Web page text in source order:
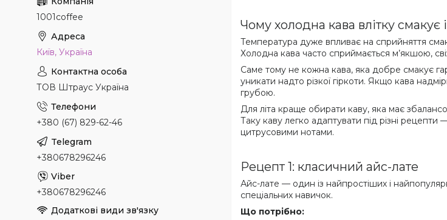
Чому холодна кава влітку смакує
Температура дуже впливає на сприйняття
Холодна кава часто сприймається м’якшою,
Саме тому не кожна кава, яка добре смакує
уникати надто різкої гіркоти. Якщо кава
грубою.
Для літа краще обирати каву, яка має
Таку каву легко адаптувати під різні
цитрусовими нотами.
Рецепт 1: класичний айс-лате
Айс-лате — один із найпростіших і
спеціальних навичок.
Що потрібно:
1001coffee
Київ, Україна
ТОВ Штраус Україна
+380 (67) 829-62-46
+380678296246
+380678296246